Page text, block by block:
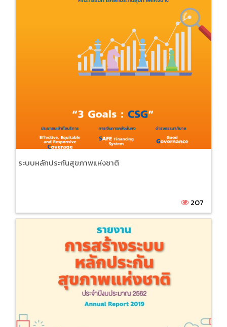
ระบบหลักประกันสุขภาพแห่งชาติ
207